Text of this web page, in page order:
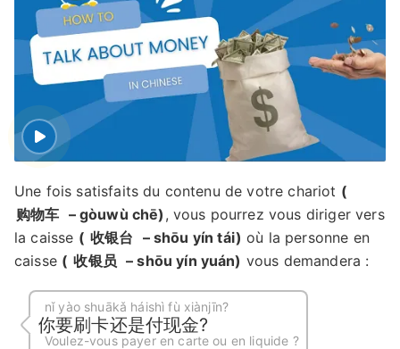
Une fois satisfaits du contenu de votre chariot (
购物车 – gòuwù chē) , vous pourrez vous diriger vers
la caisse ( 收银台 – shōu yín tái) où la personne en
caisse ( 收银员 – shōu yín yuán) vous demandera :
nǐ yào shuākǎ háishì fù xiànjīn?
你要刷卡还是付现金?
Voulez-vous payer en carte ou en liquide ?